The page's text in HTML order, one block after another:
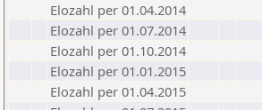
Elozahl per 01.04.2014
Elozahl per 01.07.2014
Elozahl per 01.10.2014
Elozahl per 01.01.2015
Elozahl per 01.04.2015